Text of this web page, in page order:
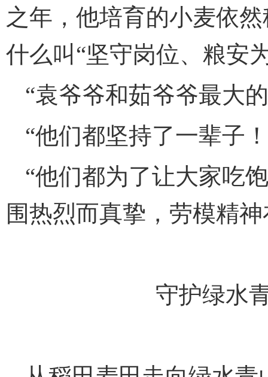
之年，他培育的小麦依
什么叫“坚守岗位、粮安
“袁爷爷和茹爷爷最大
“他们都坚持了一辈子
“他们都为了让大家吃
围热烈而真挚，劳模精
守护绿水